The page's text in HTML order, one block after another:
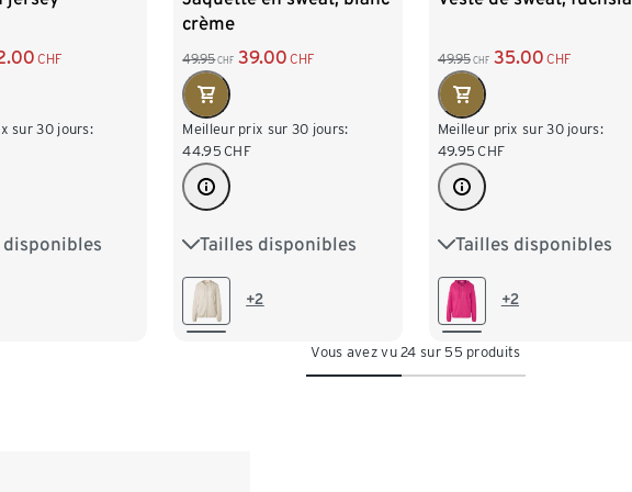
CHF
sur 30 jours:
disponibles
M 40/42
crème
49.95 CHF 39.00 CHF
Meilleur prix sur 30 jours:
44.95 CHF
Tailles disponibles
S 36/38 M 40/42
L 44/46+2
49.95 CHF 35.00 CHF
Meilleur prix sur 30 jours:
49.95 CHF
Tailles disponibles
S 36/38 M 40/42
L 44/46+2
Vous avez vu 24 sur 55 produits